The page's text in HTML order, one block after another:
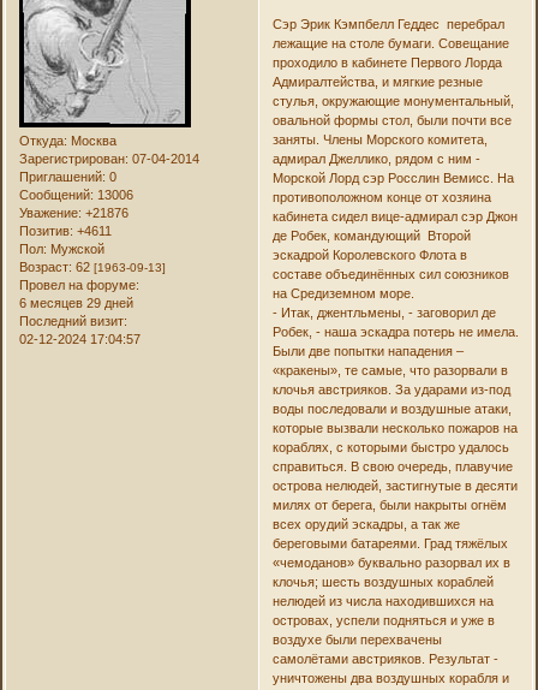
Откуда: Москва
Зарегистрирован: 07-04-2014
Приглашений: 0
Сообщений: 13006
Уважение: +21876
Позитив: +4611
Пол: Мужской
Возраст: 62[1963-09-13]
Провел на форуме:
6 месяцев 29 дней
Последний визит:
02-12-2024 17:04:57
Сэр Эрик Кэмпбелл Геддес перебрал
лежащие на столе бумаги. Совещание
проходило в кабинете Первого Лорда
Адмиралтейства, и мягкие резные
стулья, окружающие монументальный,
овальной формы стол, были почти все
заняты. Члены Морского комитета,
адмирал Джеллико, рядом с ним -
Морской Лорд сэр Росслин Вемисс. На
противоположном конце от хозяина
кабинета сидел вице-адмирал сэр Джон
де Робек, командующий Второй
эскадрой Королевского Флота в
составе объединённых сил союзников
на Средиземном море.
- Итак, джентльмены, - заговорил де
Робек, - наша эскадра потерь не имела.
Были две попытки нападения –
«кракены», те самые, что разорвали в
клочья австрияков. За ударами из-под
воды последовали и воздушные атаки,
которые вызвали несколько пожаров на
кораблях, с которыми быстро удалось
справиться. В свою очередь, плавучие
острова нелюдей, застигнутые в десяти
милях от берега, были накрыты огнём
всех орудий эскадры, а так же
береговыми батареями. Град тяжёлых
«чемоданов» буквально разорвал их в
клочья; шесть воздушных кораблей
нелюдей из числа находившихся на
островах, успели подняться и уже в
воздухе были перехвачены
самолётами австрияков. Результат -
уничтожены два воздушных корабля и